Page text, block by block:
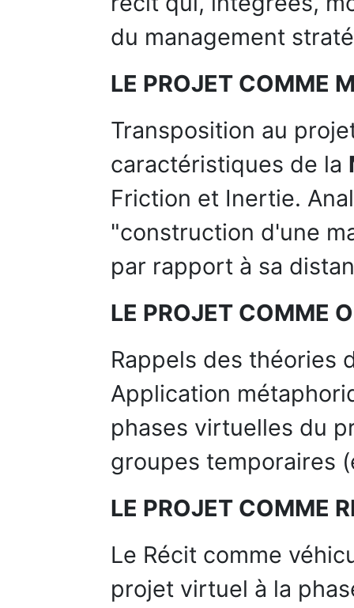
du management
LE PROJET COMME
Transposition au
caractéristiques de la
Friction et Inertie.
"construction d'une
par rapport à sa
LE PROJET COMME
Rappels des théories
Application
phases virtuelles du
groupes temporaires
LE PROJET COMME
Le Récit comme
projet virtuel à la